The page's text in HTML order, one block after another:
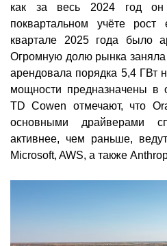
как за весь 2024 год
поквартальном учёте
квартале 2025 года было
Огромную долю рынка заняла
арендовала порядка 5,4 ГВт
мощности предназначены в
TD Cowen отмечают, что
основными драйверами
активнее, чем раньше,
Microsoft, AWS, а также